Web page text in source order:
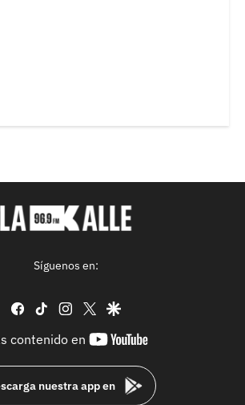
Síguenos en:
facebook
tiktok instagram
twittergoogle
contenido en
youtube-
nuestra app en